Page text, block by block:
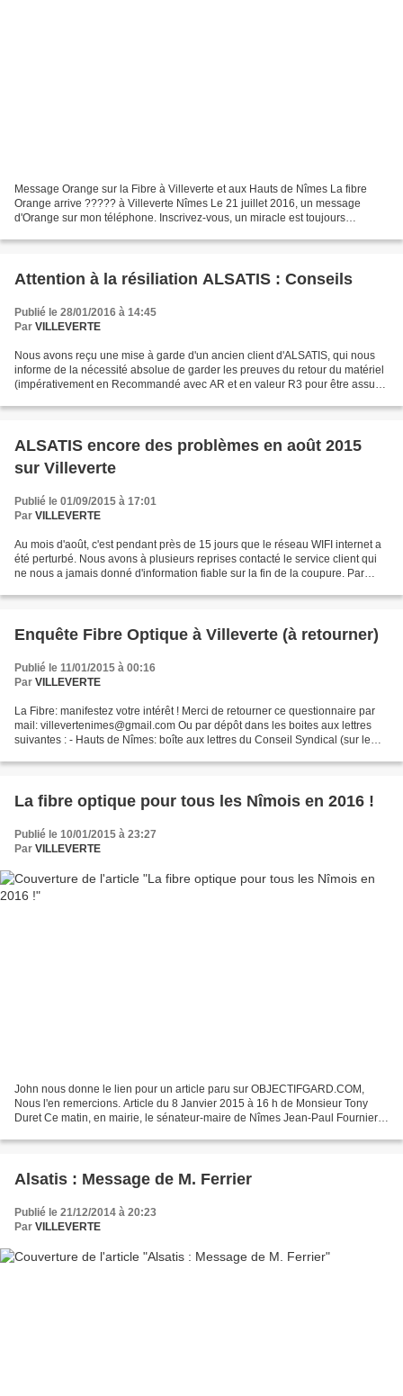
Message Orange sur la Fibre à Villeverte et aux Hauts de Nîmes La fibre
Orange arrive ????? à Villeverte Nîmes Le 21 juillet 2016, un message
d'Orange sur mon téléphone. Inscrivez-vous, un miracle est toujours
Attention à la résiliation ALSATIS : Conseils
Publié le 28/01/2016 à 14:45
Par VILLEVERTE
Nous avons reçu une mise à garde d'un ancien client d'ALSATIS, qui nous
informe de la nécessité absolue de garder les preuves du retour du matériel
(impérativement en Recommandé avec AR et en valeur R3 pour être assuré
ALSATIS encore des problèmes en août 2015
sur Villeverte
Publié le 01/09/2015 à 17:01
Par VILLEVERTE
Au mois d'août, c'est pendant près de 15 jours que le réseau WIFI internet a
été perturbé. Nous avons à plusieurs reprises contacté le service client qui
ne nous a jamais donné d'information fiable sur la fin de la coupure. Par
Enquête Fibre Optique à Villeverte (à retourner)
Publié le 11/01/2015 à 00:16
Par VILLEVERTE
La Fibre: manifestez votre intérêt ! Merci de retourner ce questionnaire par
mail: villevertenimes@gmail.com Ou par dépôt dans les boites aux lettres
suivantes : - Hauts de Nîmes: boîte aux lettres du Conseil Syndical (sur le
La fibre optique pour tous les Nîmois en 2016 !
Publié le 10/01/2015 à 23:27
Par VILLEVERTE
John nous donne le lien pour un article paru sur OBJECTIFGARD.COM,
Nous l'en remercions. Article du 8 Janvier 2015 à 16 h de Monsieur Tony
Duret Ce matin, en mairie, le sénateur-maire de Nîmes Jean-Paul Fournier a
Alsatis : Message de M. Ferrier
Publié le 21/12/2014 à 20:23
Par VILLEVERTE